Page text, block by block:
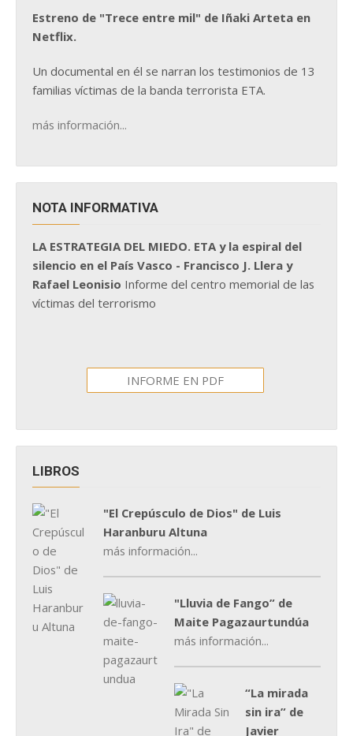
Estreno de "Trece entre mil" de Iñaki Arteta en
Netflix.
Un documental en él se narran los testimonios de 13
familias víctimas de la banda terrorista ETA.
más información...
NOTA INFORMATIVA
LA ESTRATEGIA DEL MIEDO. ETA y la espiral del
silencio en el País Vasco - Francisco J. Llera y
Rafael Leonisio Informe del centro memorial de las
víctimas del terrorismo
INFORME EN PDF
LIBROS
"El Crepúsculo de Dios" de Luis
Haranburu Altuna
más información...
"Lluvia de Fango” de
Maite Pagazaurtundúa
más información...
“La mirada
sin ira” de
Javier